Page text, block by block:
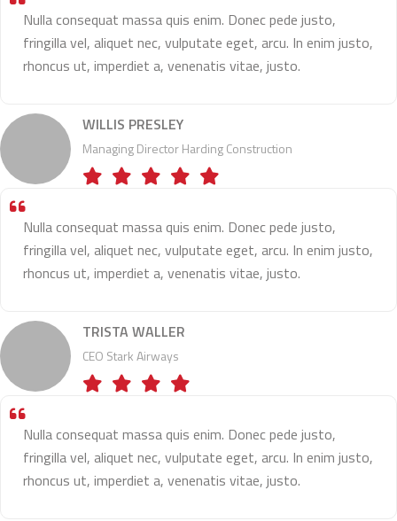
Nulla consequat massa quis enim. Donec pede justo,
fringilla vel, aliquet nec, vulputate eget, arcu. In enim justo,
rhoncus ut, imperdiet a, venenatis vitae, justo.
WILLIS PRESLEY
Managing Director Harding Construction
Nulla consequat massa quis enim. Donec pede justo,
fringilla vel, aliquet nec, vulputate eget, arcu. In enim justo,
rhoncus ut, imperdiet a, venenatis vitae, justo.
TRISTA WALLER
CEO Stark Airways
Nulla consequat massa quis enim. Donec pede justo,
fringilla vel, aliquet nec, vulputate eget, arcu. In enim justo,
rhoncus ut, imperdiet a, venenatis vitae, justo.